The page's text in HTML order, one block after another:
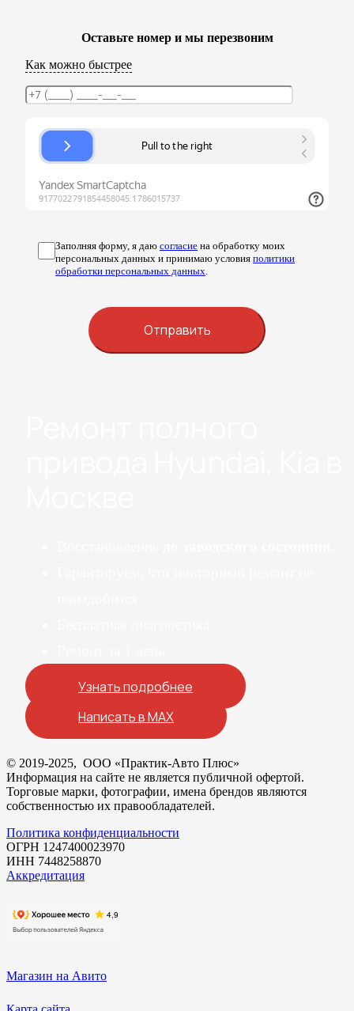
Оставьте номер и мы перезвоним
Как можно быстрее
Заполняя форму, я даю согласие на обработку моих
персональных данных и принимаю условия политики
обработки персональных данных.
Узнать подробнее
Написать в MAX
© 2019-2025, ООО «Практик-Авто Плюс»
Информация на сайте не является публичной офертой.
Торговые марки, фотографии, имена брендов являются
собственностью их правообладателей.
Политика конфиденциальности
ОГРН 1247400023970
ИНН 7448258870
Аккредитация
Магазин на Авито